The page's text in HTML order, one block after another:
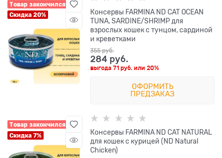
Товар закончился
Скидка 20%
Консервы FARMINA ND CAT OCEAN
TUNA, SARDINE/SHRIMP для
взрослых кошек с тунцом, сардиной
и креветками
355 руб.
284 руб.
выгода71 руб. или20%
ОФОРМИТЬ
ПРЕДЗАКАЗ
Товар закончился
Скидка 7%
Консервы FARMINA ND CAT NATURAL
для кошек с курицей (ND Natural
Chicken)